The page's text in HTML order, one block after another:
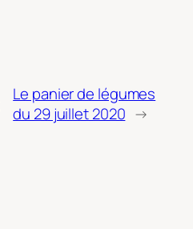
Le panier de légumes
du 29 juillet 2020 →